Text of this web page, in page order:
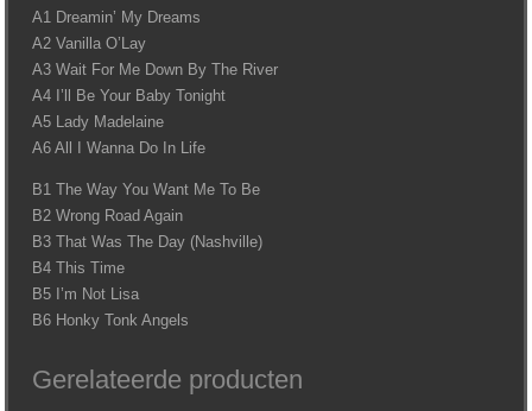
A1 Dreamin’ My Dreams
A2 Vanilla O’Lay
A3 Wait For Me Down By The River
A4 I’ll Be Your Baby Tonight
A5 Lady Madelaine
A6 All I Wanna Do In Life
B1 The Way You Want Me To Be
B2 Wrong Road Again
B3 That Was The Day (Nashville)
B4 This Time
B5 I’m Not Lisa
B6 Honky Tonk Angels
Gerelateerde producten